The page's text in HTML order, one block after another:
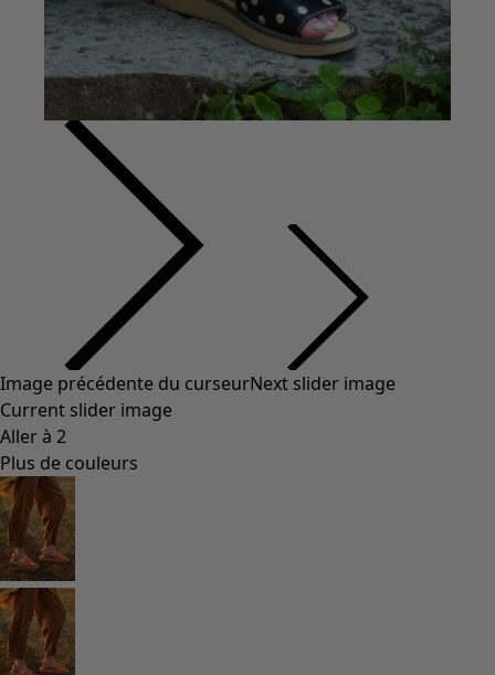
Image précédente du curseurNext slider image
Current slider image
Aller à 2
Plus de couleurs